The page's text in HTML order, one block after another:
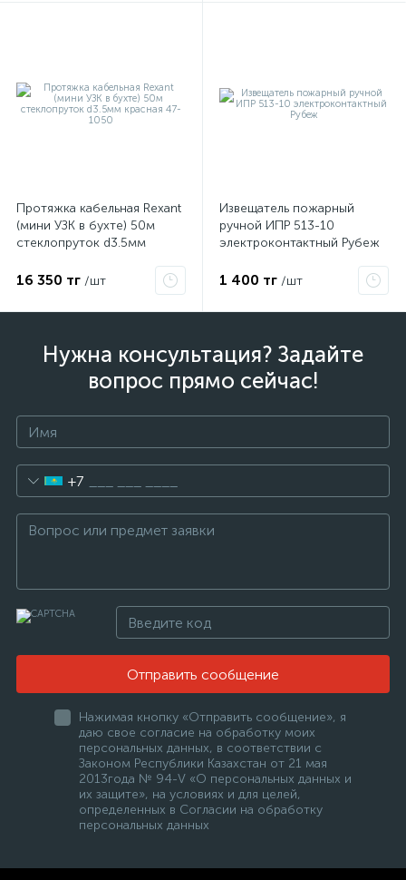
Протяжка кабельная Rexant
(мини УЗК в бухте) 50м
стеклопруток d3.5мм
16 350 тг /шт
Извещатель пожарный
ручной ИПР 513-10
электроконтактный Рубеж
1 400 тг /шт
Нужна консультация? Задайте
вопрос прямо сейчас!
+7
Отправить сообщение
Нажимая кнопку «Отправить сообщение», я
даю свое согласие на обработку моих
персональных данных, в соответствии с
Законом Республики Казахстан от 21 мая
2013года № 94-V «О персональных данных и
их защите», на условиях и для целей,
определенных в Согласии на обработку
персональных данных